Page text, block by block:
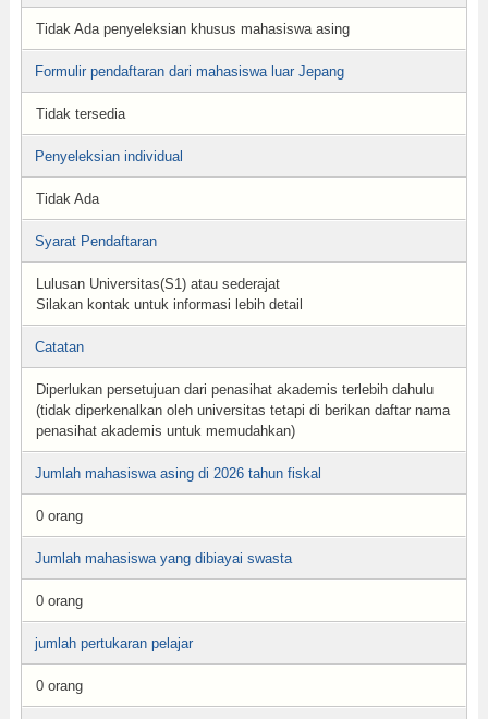
Tidak Ada penyeleksian khusus mahasiswa asing
Formulir pendaftaran dari mahasiswa luar Jepang
Tidak tersedia
Penyeleksian individual
Tidak Ada
Syarat Pendaftaran
Lulusan Universitas(S1) atau sederajat
Silakan kontak untuk informasi lebih detail
Catatan
Diperlukan persetujuan dari penasihat akademis terlebih dahulu
(tidak diperkenalkan oleh universitas tetapi di berikan daftar nama
penasihat akademis untuk memudahkan)
Jumlah mahasiswa asing di 2026 tahun fiskal
0 orang
Jumlah mahasiswa yang dibiayai swasta
0 orang
jumlah pertukaran pelajar
0 orang